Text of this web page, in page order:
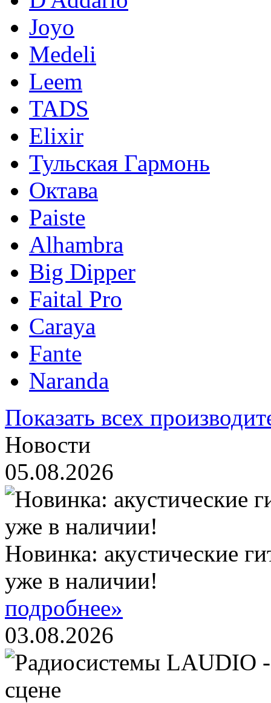
Joyo
Medeli
Leem
TADS
Elixir
Тульская Гармонь
Октава
Paiste
Alhambra
Big Dipper
Faital Pro
Caraya
Fante
Naranda
Показать всех
Новости
05.08.2026
Новинка: акустические
уже в наличии!
подробнее»
03.08.2026